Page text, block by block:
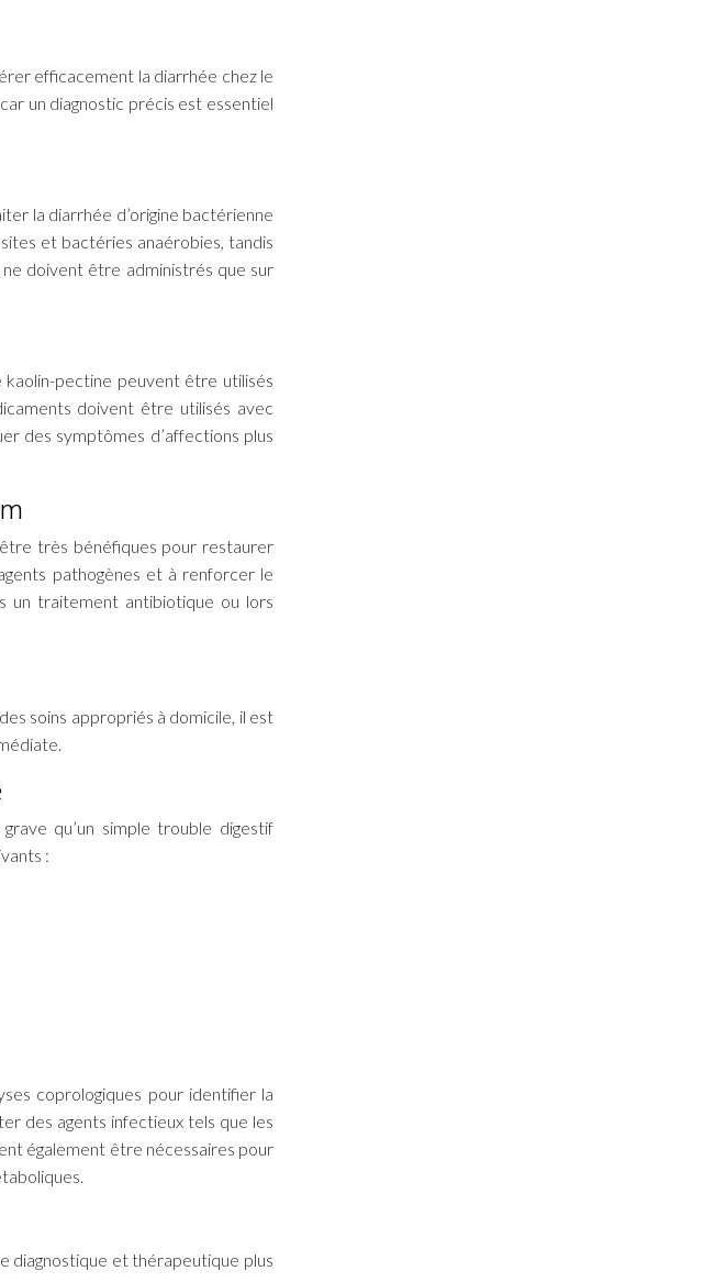
efficacement la diarrhée chez le
un diagnostic précis est essentiel
la diarrhée d’origine bactérienne
et bactéries anaérobies, tandis
doivent être administrés que sur
pectine peuvent être utilisés
doivent être utilisés avec
des symptômes d’affections plus
très bénéfiques pour restaurer
pathogènes et à renforcer le
un traitement antibiotique ou lors
soins appropriés à domicile, il est
qu’un simple trouble digestif
:
coprologiques pour identifier la
des agents infectieux tels que les
également être nécessaires pour
diagnostique et thérapeutique plus